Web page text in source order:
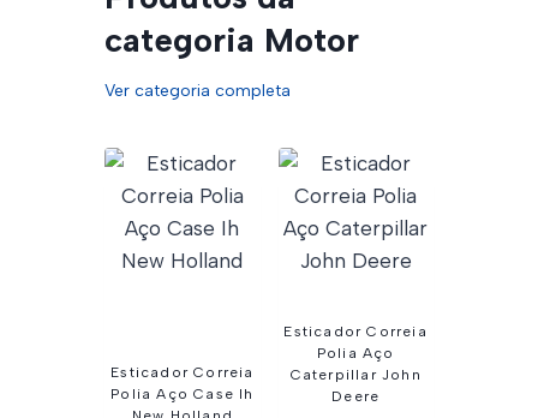
categoria Motor
Ver categoria completa
Esticador Correia
Polia Aço Case Ih
Esticador Correia
Polia Aço
Caterpillar John
Deere